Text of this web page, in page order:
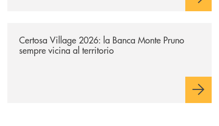
Certosa Village 2026: la Banca Monte Pruno
sempre vicina al territorio